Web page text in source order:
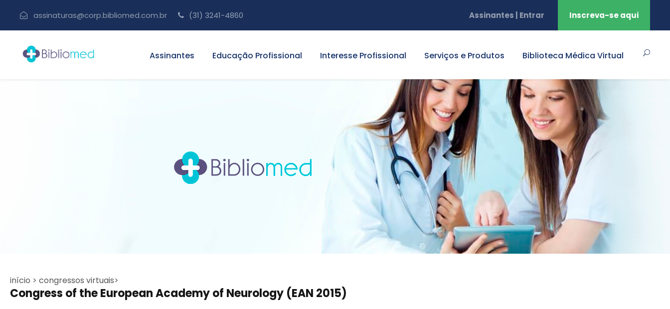
assinaturas@corp.bibliomed.com.br (31) 3241-4860 Assinantes | Entrar Inscreva-se aqui
Assinantes Educação Profissional Interesse Profissional Serviços e Produtos Biblioteca Médica Virtual
início > congressos virtuais>
Congress of the European Academy of Neurology (EAN 2015)